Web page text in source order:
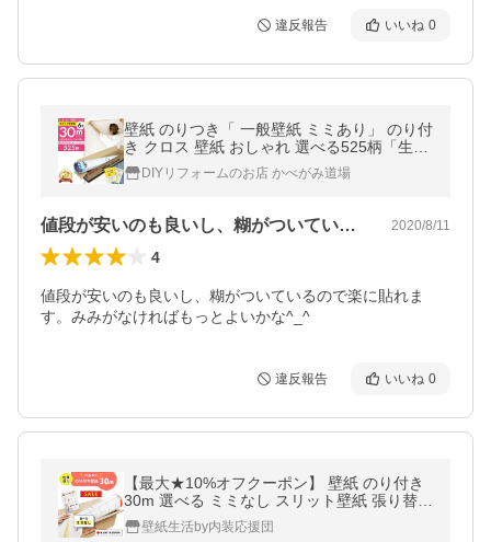
違反報告 いいね 0
壁紙 のりつき「 一般壁紙 ミミあり」 のり付
き クロス 壁紙 おしゃれ 選べる525柄「生の
り付き壁紙 30 ｍパック」+マニュアル 6畳の
壁 壁紙貼り替え DIY
DIYリフォームのお店 かべがみ道場
値段が安いのも良いし、糊がついているの… 2020/8/11
4
値段が安いのも良いし、糊がついているので楽に貼れま
す。みみがなければもっとよいかな^_^
違反報告 いいね 0
【最大★10%オフクーポン】 壁紙 のり付き
30m 選べる ミミなし スリット壁紙 張り替え
自分で おしゃれ クロス サンゲツ リリカラ
特別セール
壁紙生活by内装応援団